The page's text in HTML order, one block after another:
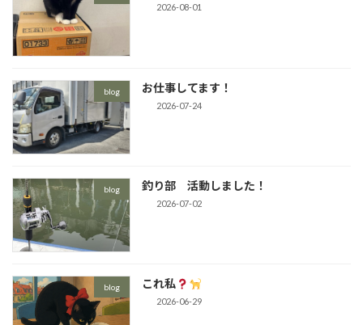
2026-08-01
blog お仕事してます！
2026-07-24
blog 釣り部 活動しました！
2026-07-02
blog これ私
2026-06-29